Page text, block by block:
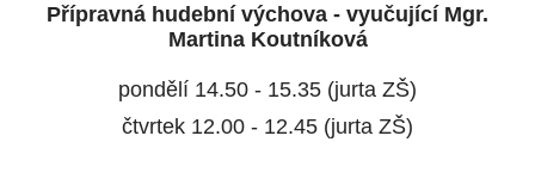
Přípravná hudební výchova - vyučující Mgr.
Martina Koutníková
pondělí 14.50 - 15.35 (jurta ZŠ)
čtvrtek 12.00 - 12.45 (jurta ZŠ)